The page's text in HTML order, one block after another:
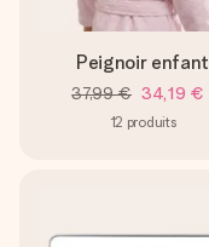
Peignoir enfant
37,99 € 34,19 €
12 produits